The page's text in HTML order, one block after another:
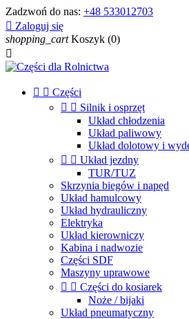
Zadzwoń do nas: +48 533012703
 Zaloguj się
shopping_cart Koszyk (0)

  Części
  Silnik i osprzęt
Układ chłodzenia
Układ paliwowy
Układ dolotowy i
  Układ jezdny
TUR/TUZ
Skrzynia biegów i napęd
Układ hamulcowy
Układ hydrauliczny
Elektryka
Układ kierowniczy
Kabina i nadwozie
Części SDF
Maszyny uprawowe
  Części do kosiarek
Noże / bijaki
Układ pneumatyczny